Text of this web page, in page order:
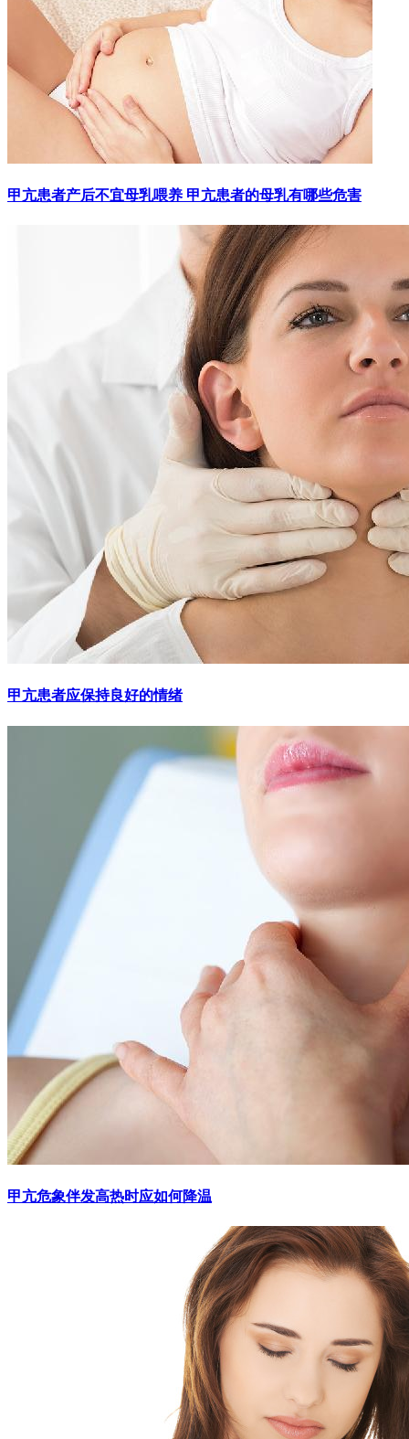
甲亢患者产后不宜母乳喂养 甲亢患者的母乳有哪些危害
甲亢患者应保持良好的情绪
甲亢危象伴发高热时应如何降温